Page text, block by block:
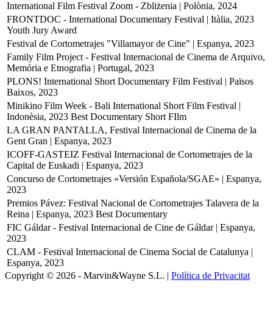
International Film Festival Zoom - Zbliżenia | Polònia, 2024
FRONTDOC - International Documentary Festival | Itàlia, 2023
Youth Jury Award
Festival de Cortometrajes "Villamayor de Cine" | Espanya, 2023
Family Film Project - Festival Internacional de Cinema de Arquivo,
Memória e Etnografia | Portugal, 2023
PLONS! International Short Documentary Film Festival | Països
Baixos, 2023
Minikino Film Week - Bali International Short Film Festival |
Indonèsia, 2023 Best Documentary Short FIlm
LA GRAN PANTALLA, Festival Internacional de Cinema de la
Gent Gran | Espanya, 2023
ICOFF-GASTEIZ Festival Internacional de Cortometrajes de la
Capital de Euskadi | Espanya, 2023
Concurso de Cortometrajes «Versión Española/SGAE» | Espanya,
2023
Premios Pávez: Festival Nacional de Cortometrajes Talavera de la
Reina | Espanya, 2023 Best Documentary
FIC Gáldar - Festival Internacional de Cine de Gáldar | Espanya,
2023
CLAM - Festival Internacional de Cinema Social de Catalunya |
Espanya, 2023
Copyright © 2026 - Marvin&Wayne S.L. | Política de Privacitat